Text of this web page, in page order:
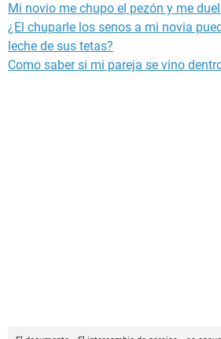
Mi novio me chupo el pezón y me
¿El chuparle los senos a mi novia
leche de sus tetas?
Como saber si mi pareja se vino